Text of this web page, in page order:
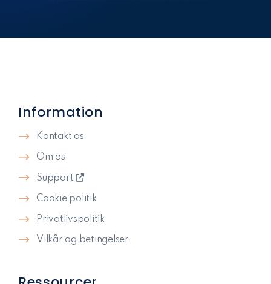
Information
Kontakt os
Om os
Support
Cookie politik
Privatlivspolitik​
Vilkår og betingelser